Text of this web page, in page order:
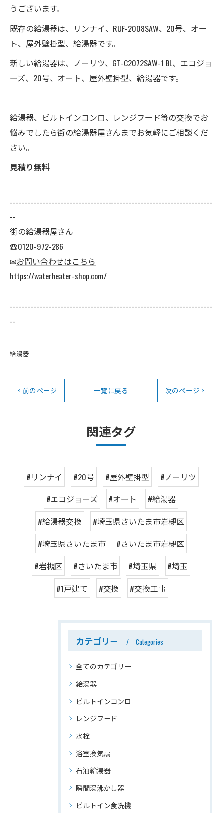
うございます。
既存の給湯器は、リンナイ、RUF-2008SAW、20号、オー
ト、屋外壁掛型、給湯器です。
新しい給湯器は、ノーリツ、GT-C2072SAW-1 BL、エコジョ
ーズ、20号、オート、屋外壁掛型、給湯器です。
給湯器、ビルトインコンロ、レンジフード等の交換でお
悩みでしたら街の給湯器屋さんまでお気軽にご相談くだ
さい。
見積り無料
--------------------------------------------------------------------
--
街の給湯器屋さん
☎0120-972-286
✉お問い合わせはこちら
https://waterheater-shop.com/
--------------------------------------------------------------------
--
給湯器
< 前のページ 一覧に戻る 次のページ >
関連タグ
#リンナイ #20号 #屋外壁掛型
#ノーリツ
#エコジョーズ
#オート
#給湯器
#給湯器交換
#埼玉県さいたま市岩槻区
#埼玉県さいたま市
#さいたま市岩槻区
#岩槻区
#さいたま市 #埼玉県
#埼玉
#1戸建て
#交換 #交換工事
カテゴリー Categories
全てのカテゴリー
給湯器
ビルトインコンロ
レンジフード
水栓
浴室換気扇
石油給湯器
瞬間湯沸かし器
ビルトイン食洗機